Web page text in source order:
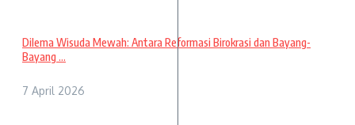
Dilema Wisuda Mewah: Antara Reformasi Birokrasi dan Bayang-
Bayang ...
7 April 2026